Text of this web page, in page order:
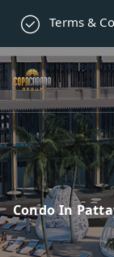
Terms &
Condo In